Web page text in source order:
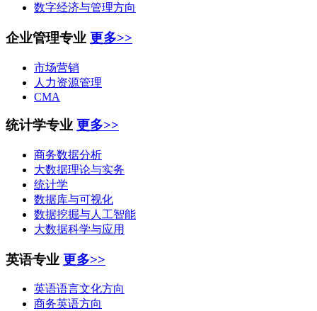
数字经济与管理方向
企业管理专业 更多>>
市场营销
人力资源管理
CMA
统计学专业 更多>>
商务数据分析
大数据理论与实务
统计学
数据库与可视化
数据挖掘与人工智能
大数据科学与应用
英语专业 更多>>
英语语言文化方向
商务英语方向